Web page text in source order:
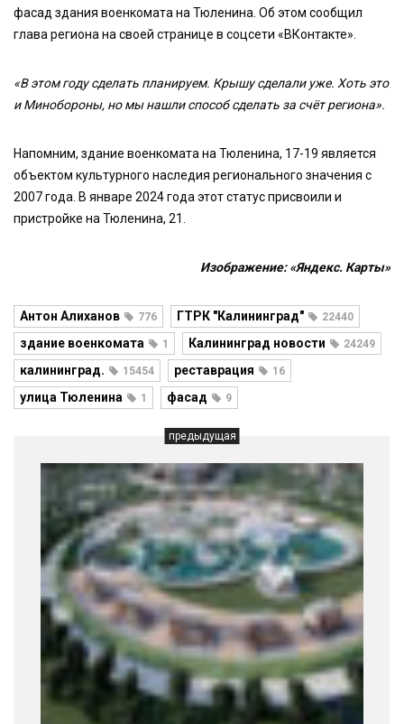
фасад здания военкомата на Тюленина. Об этом сообщил
глава региона на своей странице в соцсети «ВКонтакте».
«В этом году сделать планируем. Крышу сделали уже. Хоть это
и Минобороны, но мы нашли способ сделать за счёт региона».
Напомним, здание военкомата на Тюленина, 17-19 является
объектом культурного наследия регионального значения с
2007 года. В январе 2024 года этот статус присвоили и
пристройке на Тюленина, 21.
Изображение: «Яндекс. Карты»
Антон Алиханов 776 ГТРК "Калининград" 22440
здание военкомата 1 Калининград новости 24249
калининград. 15454 реставрация 16
улица Тюленина 1 фасад 9
предыдущая